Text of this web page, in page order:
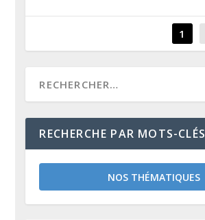
1
RECHERCHE PAR MOTS-CLÉS
NOS THÉMATIQUES